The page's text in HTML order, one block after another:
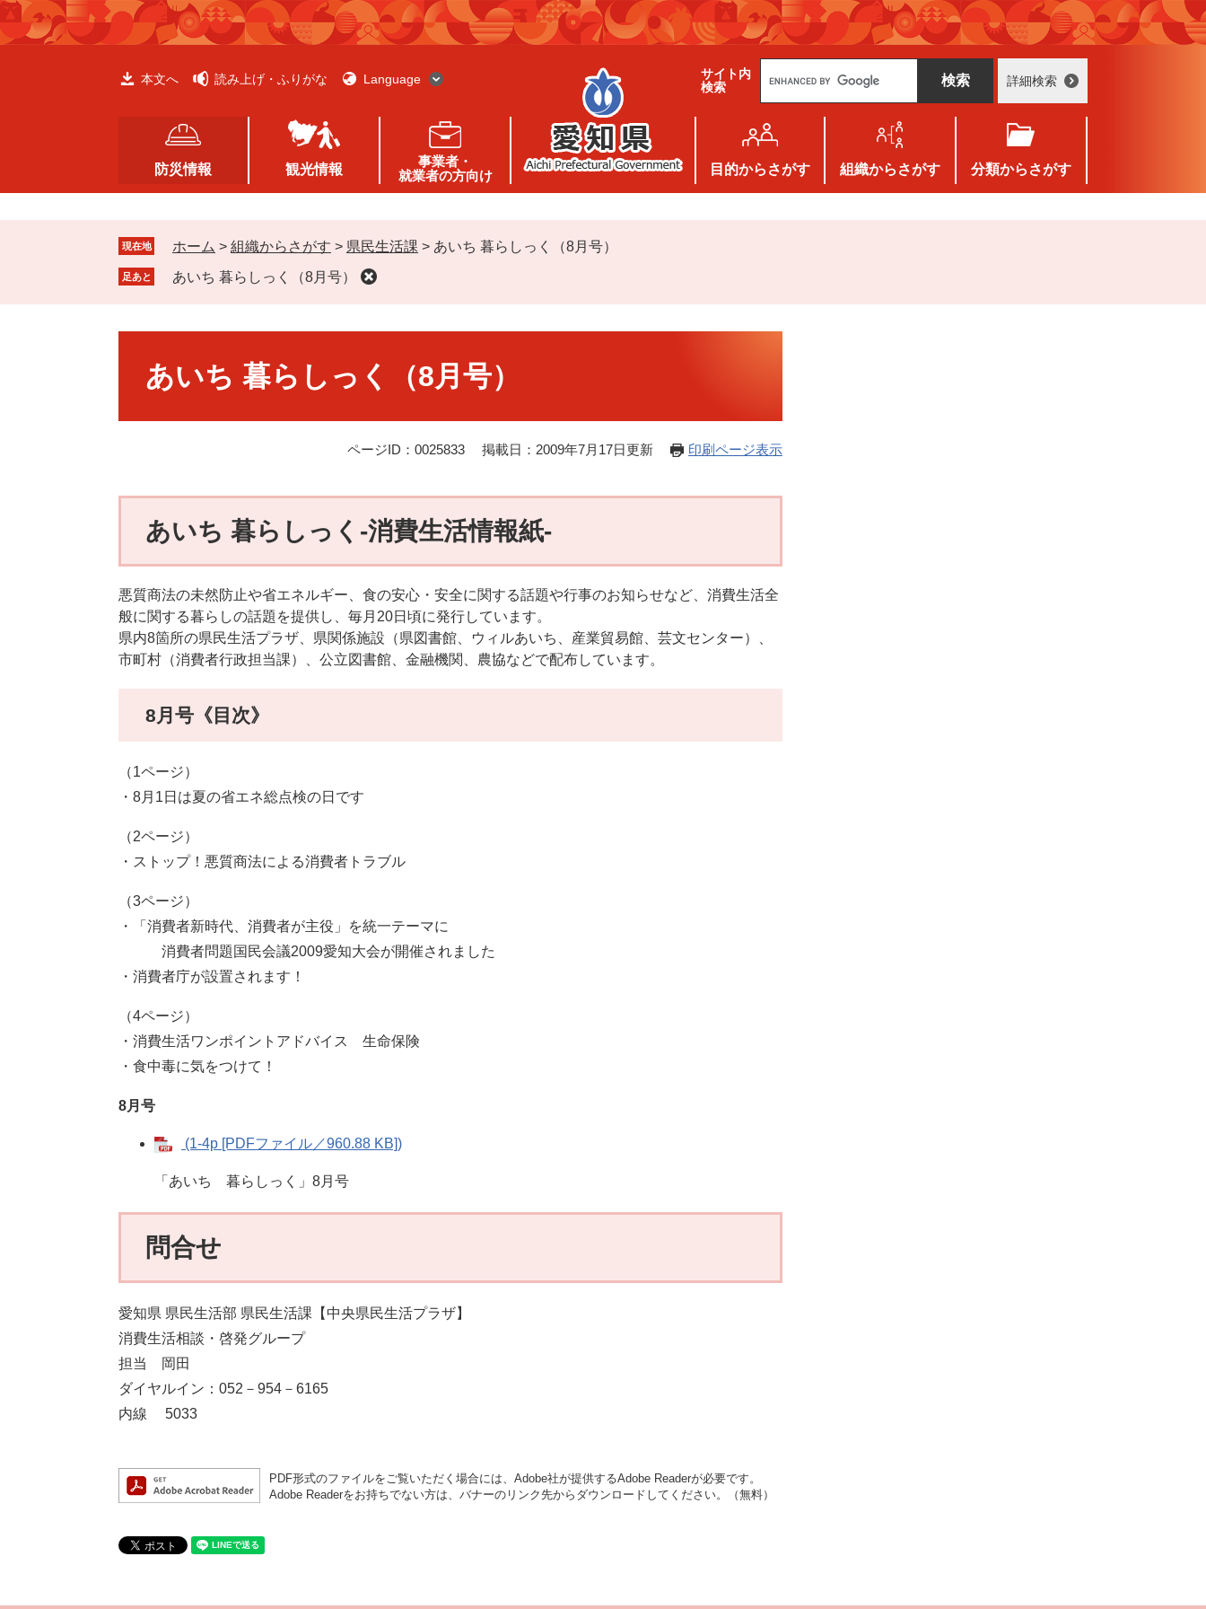
ペ
ー
メ
ニ
本文へ 読み上げ・ふりがな Language
サイト内
検索
g
e
カ
タ
ム
検
詳細検索
防災情報 観光情報
事業者・
就業者の方向け
目的からさがす 組織からさがす 分類からさがす
現在地 ホーム > 組織からさがす > 県民生活課 > あいち 暮らしっく（8月号）
足あと あいち 暮らしっく（8月号）
あいち 暮らしっく（8月号）
ページID：0025833 掲載日：2009年7月17日更新 印刷ページ表示
あいち 暮らしっく-消費生活情報紙-
悪質商法の未然防止や省エネルギー、食の安心・安全に関する話題や行事のお知らせなど、消費生活全
般に関する暮らしの話題を提供し、毎月20日頃に発行しています。
県内8箇所の県民生活プラザ、県関係施設（県図書館、ウィルあいち、産業貿易館、芸文センター）、
市町村（消費者行政担当課）、公立図書館、金融機関、農協などで配布しています。
8月号《目次》
（1ページ）
・8月1日は夏の省エネ総点検の日です
（2ページ）
・ストップ！悪質商法による消費者トラブル
（3ページ）
・「消費者新時代、消費者が主役」を統一テーマに
消費者問題国民会議2009愛知大会が開催されました
・消費者庁が設置されます！
（4ページ）
・消費生活ワンポイントアドバイス 生命保険
・食中毒に気をつけて！
8月号
(1-4p [PDFファイル／960.88 KB])
「あいち 暮らしっく」8月号
問合せ
愛知県 県民生活部 県民生活課【中央県民生活プラザ】
消費生活相談・啓発グループ
担当 岡田
ダイヤルイン：052－954－6165
内線 5033
PDF形式のファイルをご覧いただく場合には、Adobe社が提供するAdobe Readerが必要です。
Adobe Readerをお持ちでない方は、バナーのリンク先からダウンロードしてください。（無料）